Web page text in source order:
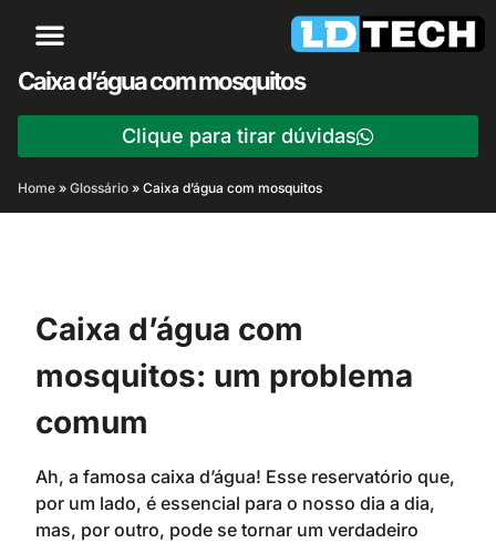
Caixa d’água com mosquitos
Clique para tirar dúvidas
Home » Glossário » Caixa d’água com mosquitos
Caixa d’água com
mosquitos: um problema
comum
Ah, a famosa caixa d’água! Esse reservatório que,
por um lado, é essencial para o nosso dia a dia,
mas, por outro, pode se tornar um verdadeiro